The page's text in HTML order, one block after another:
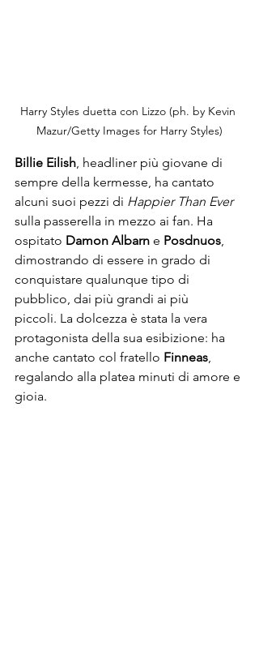
Harry Styles duetta con Lizzo (ph. by Kevin
Mazur/Getty Images for Harry Styles)
Billie Eilish, headliner più giovane di
sempre della kermesse, ha cantato
alcuni suoi pezzi di Happier Than Ever
sulla passerella in mezzo ai fan. Ha
ospitato Damon Albarn e Posdnuos,
dimostrando di essere in grado di
conquistare qualunque tipo di
pubblico, dai più grandi ai più
piccoli. La dolcezza è stata la vera
protagonista della sua esibizione: ha
anche cantato col fratello Finneas,
regalando alla platea minuti di amore e
gioia.